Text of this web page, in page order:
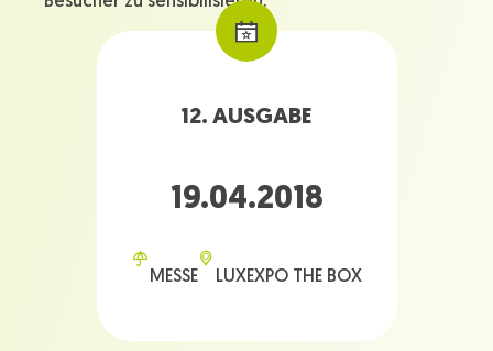
12. AUSGABE
19.04.2018
MESSE LUXEXPO THE BOX